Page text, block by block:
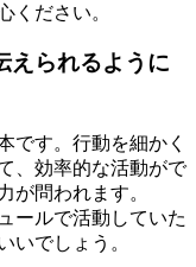
ください。
えられるように
です。行動を細かく
、効率的な活動がで
が問われます。
ールで活動していた
いでしょう。